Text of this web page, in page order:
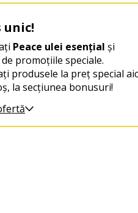
unic!
Peace ulei esențial și
promoțiile speciale.
produsele la preț special
la secțiunea bonusuri!